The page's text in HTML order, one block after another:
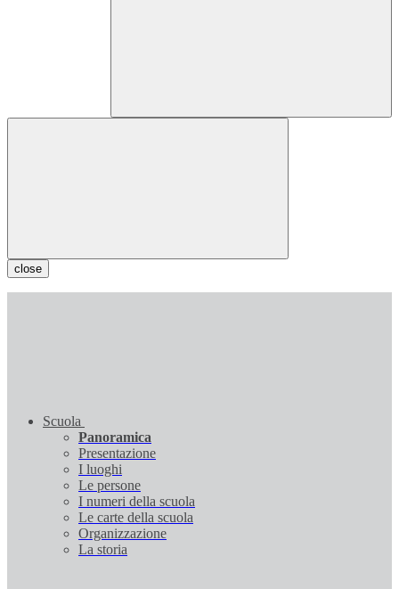
close
Scuola
Panoramica
Presentazione
I luoghi
Le persone
I numeri della scuola
Le carte della scuola
Organizzazione
La storia